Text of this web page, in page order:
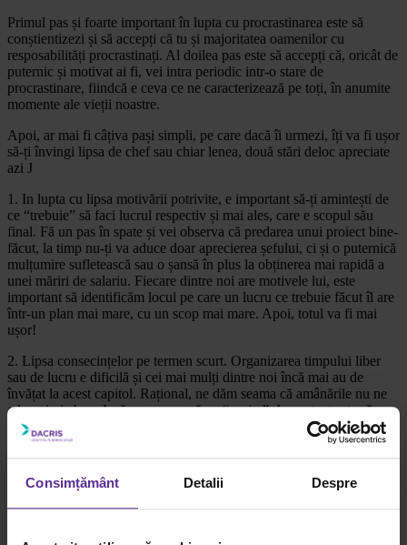
Consimțământ Detalii Despre
Primul pas și foarte important în lupta cu procrastinarea este să
conștientizezi și să accepți că tu și majoritatea oamenilor cu
resposabilități procrastinați. Al doilea pas este să accepți că, oricât de
puternic și motivat ai fi, vei intra periodic intr-o stare de
procrastinare, fiindcă e ceva ce ne caracterizează pe toți, în anumite
momente ale vieții noastre.
Apoi, ar mai fi câțiva pași simpli, pe care dacă îi urmezi, îți va fi ușor
să-ți învingi lipsa de chef sau chiar lenea, două stări deloc apreciate
azi J
1. In lupta cu lipsa motivării potrivite, e important să-ți amintești de
ce “trebuie” să faci lucrul respectiv și mai ales, care e scopul său
final. Fă un pas în spate și vei observa că predarea unui proiect bine-
făcut, la timp nu-ți va aduce doar aprecierea șefului, ci și o puternică
mulțumire sufletească sau o șansă în plus la obținerea mai rapidă a
unei măriri de salariu. Fiecare dintre noi are motivele lui, este
important să identificăm locul pe care un lucru ce trebuie făcut îl are
într-un plan mai mare, cu un scop mai mare. Apoi, totul va fi mai
ușor!
2. Lipsa consecințelor pe termen scurt. Organizarea timpului liber
sau de lucru e dificilă și cei mai mulți dintre noi încă mai au de
învățat la acest capitol. Rațional, ne dăm seama că amânările nu ne
aduc nimic bun. Insă, ne e greu să ne “urnim”. Important este să
înțelegem că există, în astfel de momente, doi “eu”. “Eu-de-acum”,
care preferă o pauză mai lungă de cafea și “eu-din-viitor”, care îl
învinuiește pe “eu-de-acum” pentru pauza mai lungă de cafea. Cheia
este să ne acceptăm în ambele “forme” și să-l convingem pe “eu-de-
acum” să se transforme în “eu-din-viitor”. Cum? Setează-ți deadline-
uri nu pentru “eu-din-viitor”, ci pentru “eu-de-acum”. Dacă nu
drag sigur te va motiva suficient! E simplu, crede-ne!